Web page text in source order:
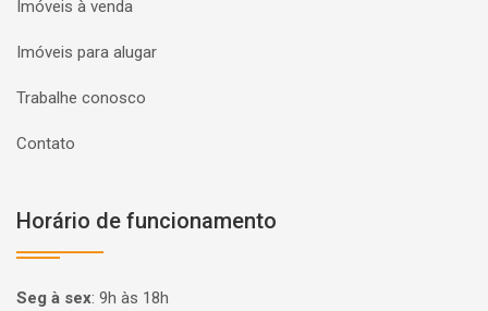
Imóveis à venda
Imóveis para alugar
Trabalhe conosco
Contato
Horário de funcionamento
Seg à sex: 9h às 18h